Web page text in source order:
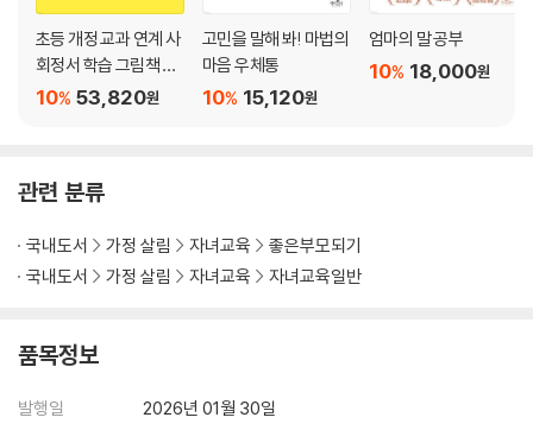
24. 상상의 힘으로 성장하는 스토리텔링 훈육법
25. 통찰하는 아이로 키우는 질문 훈육법
7장 특히 훈육하기 어려운 아이들
28. 형제 갈등이 심한 아이들
30. 맞벌이 부모 고민 1: 엄마와 떨어지기 싫어 떼쓰는 아이
31. 맞벌이 부모 고민 2: 아빠가 싫다는 아이
8장 잠재력을 키워 주는 성장 단계별 훈육법
34. 0~10세 시기별 훈육의 지혜
초등 개정 교과 연계 사
회정서 학습 그림책 세
트
53,820원
10%
고민을 말해 봐! 마법의
마음 우체통
15,120원
10%
엄마의 말 공부
18,000원
10%
관련 분류
국내도서 가정 살림 자녀교육
좋은부모되기
국내도서
가정 살림 자녀교육 자녀교육일반
품목정보
발행일 2026년 01월 30일